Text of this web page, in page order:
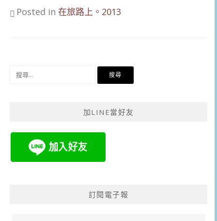
Posted in 在旅路上。2013
加LINE當好友
訂閱電子報